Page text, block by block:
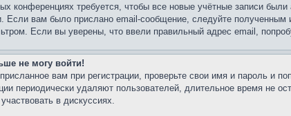
конференциях требуется, чтобы все новые учётные записи
Если вам было прислано email-сообщение, следуйте
Если вы уверены, что ввели правильный адрес email,
не могу войти!
вам при регистрации, проверьте свои имя и пароль и
периодически удаляют пользователей, длительное время
в дискуссиях.